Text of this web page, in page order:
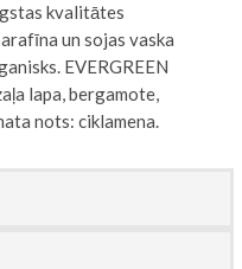
kvalitātes
un sojas vaska
EVERGREEN
lapa, bergamote,
nots: ciklamena.